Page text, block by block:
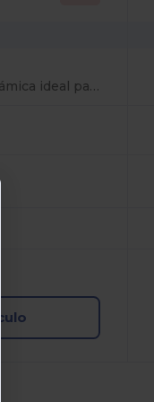
MACHA Taza de cerámica ideal para marcaje láser con interior a color